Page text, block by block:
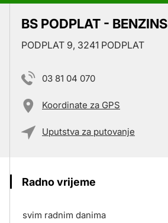
BS PODPLAT -
PODPLAT 9, 3241 PODPLAT
03 81 04 070
Koordinate za GPS
Uputstva za putovanje
Radno vrijeme
svim radnim danima